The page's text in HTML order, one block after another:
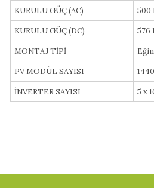
KURULU GÜÇ (AC)
500
KURULU GÜÇ (DC)
576
MONTAJ TİPİ
PV MODÜL SAYISI
İNVERTER SAYISI
5 x